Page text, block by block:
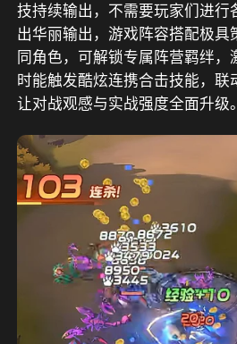
技持续输出，不需要玩家们进行
出华丽输出，游戏阵容搭配极具
同角色，可解锁专属阵营羁绊，
时能触发酷炫连携合击技能，联
让对战观感与实战强度全面升级。